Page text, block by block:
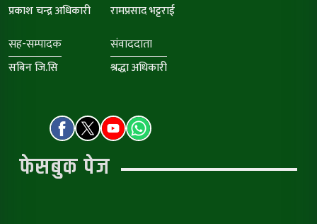
प्रकाश चन्द्र अधिकारी रामप्रसाद भट्टराई
सह-सम्पादक
सबिन जि.सि
संवाददाता
श्रद्धा अधिकारी
फेसबुक पेज